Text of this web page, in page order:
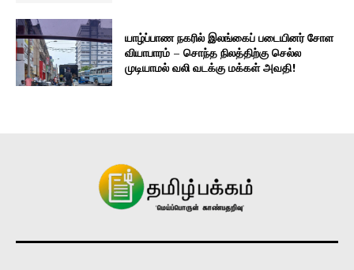
யாழ்ப்பாண நகரில் இலங்கைப் படையினர் சோள
வியாபாரம் – சொந்த நிலத்திற்கு செல்ல
முடியாமல் வலி வடக்கு மக்கள் அவதி!